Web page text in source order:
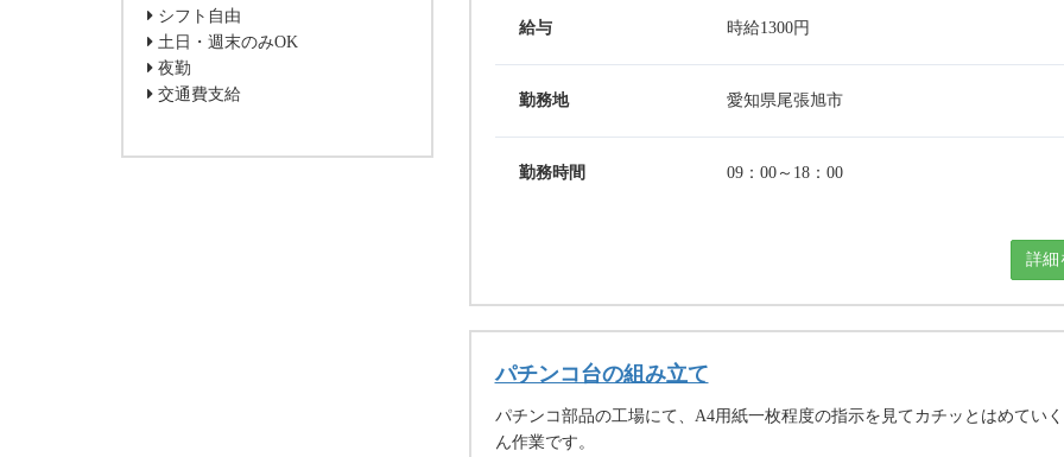
シフト自由
土日・週末のみOK
夜勤
交通費支給
給与 時給1300円
勤務地 愛知県尾張旭市
勤務時間 09：00～18：00
詳細
パチンコ台の組み立て
パチンコ部品の工場にて、A4用紙一枚程度の指示を見てカチッとはめてい
ん作業です。